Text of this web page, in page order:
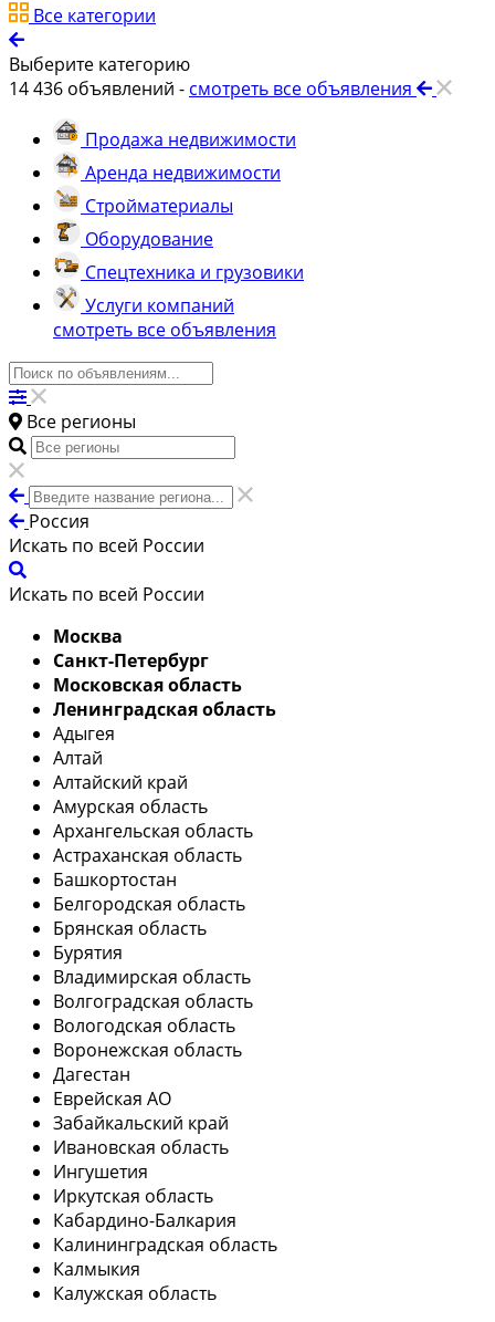
Все категории
Выберите категорию
14 436 объявлений - смотреть все объявления
Продажа недвижимости
Аренда недвижимости
Стройматериалы
Оборудование
Спецтехника и грузовики
Услуги компаний
смотреть все объявления
Все регионы
Россия
Искать по всей России
Искать по всей России
Москва
Санкт-Петербург
Московская область
Ленинградская область
Адыгея
Алтай
Алтайский край
Амурская область
Архангельская область
Астраханская область
Башкортостан
Белгородская область
Брянская область
Бурятия
Владимирская область
Волгоградская область
Вологодская область
Воронежская область
Дагестан
Еврейская АО
Забайкальский край
Ивановская область
Ингушетия
Иркутская область
Кабардино-Балкария
Калининградская область
Калмыкия
Калужская область